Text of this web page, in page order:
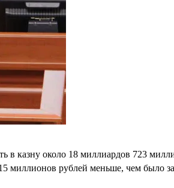
в казну около 18 миллиардов 723
миллионов рублей меньше, чем было